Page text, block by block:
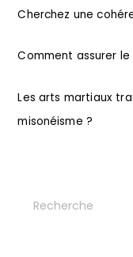
Cherchez une
Comment assurer
Les arts martiaux
misonéisme ?